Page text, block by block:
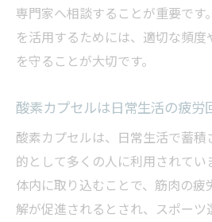
専門家へ相談することが重要です
を活用するためには、適切な頻
を守ることが大切です。
酸素カプセルは日常生活の疲労
酸素カプセルは、日常生活で蓄積
的として多くの人に利用されてい
体内に取り込むことで、筋肉の疲
解が促進されるとされ、スポー